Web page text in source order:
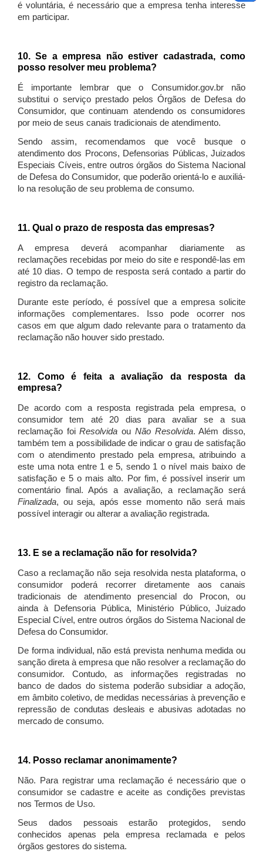
é voluntária, é necessário que a empresa tenha interesse
em participar.
10. Se a empresa não estiver cadastrada, como
posso resolver meu problema?
É importante lembrar que o Consumidor.gov.br não
substitui o serviço prestado pelos Órgãos de Defesa do
Consumidor, que continuam atendendo os consumidores
por meio de seus canais tradicionais de atendimento.
Sendo assim, recomendamos que você busque o
atendimento dos Procons, Defensorias Públicas, Juizados
Especiais Cíveis, entre outros órgãos do Sistema Nacional
de Defesa do Consumidor, que poderão orientá-lo e auxiliá-
lo na resolução de seu problema de consumo.
11. Qual o prazo de resposta das empresas?
A empresa deverá acompanhar diariamente as
reclamações recebidas por meio do site e respondê-las em
até 10 dias. O tempo de resposta será contado a partir do
registro da reclamação.
Durante este período, é possível que a empresa solicite
informações complementares. Isso pode ocorrer nos
casos em que algum dado relevante para o tratamento da
reclamação não houver sido prestado.
12. Como é feita a avaliação da resposta da
empresa?
De acordo com a resposta registrada pela empresa, o
consumidor tem até 20 dias para avaliar se a sua
reclamação foiResolvida ou Não Resolvida. Além disso,
também tem a possibilidade de indicar o grau de satisfação
com o atendimento prestado pela empresa, atribuindo a
este uma nota entre 1 e 5, sendo 1 o nível mais baixo de
satisfação e 5 o mais alto. Por fim, é possível inserir um
comentário final. Após a avaliação, a reclamação será
Finalizada, ou seja, após esse momento não será mais
possível interagir ou alterar a avaliação registrada.
13. E se a reclamação não for resolvida?
Caso a reclamação não seja resolvida nesta plataforma, o
consumidor poderá recorrer diretamente aos canais
tradicionais de atendimento presencial do Procon, ou
ainda à Defensoria Pública, Ministério Público, Juizado
Especial Cível, entre outros órgãos do Sistema Nacional de
Defesa do Consumidor.
De forma individual, não está prevista nenhuma medida ou
sanção direta à empresa que não resolver a reclamação do
consumidor. Contudo, as informações registradas no
banco de dados do sistema poderão subsidiar a adoção,
em âmbito coletivo, de medidas necessárias à prevenção e
repressão de condutas desleais e abusivas adotadas no
mercado de consumo.
14. Posso reclamar anonimamente?
Não. Para registrar uma reclamação é necessário que o
consumidor se cadastre e aceite as condições previstas
nos Termos de Uso.
Seus dados pessoais estarão protegidos, sendo
conhecidos apenas pela empresa reclamada e pelos
órgãos gestores do sistema.